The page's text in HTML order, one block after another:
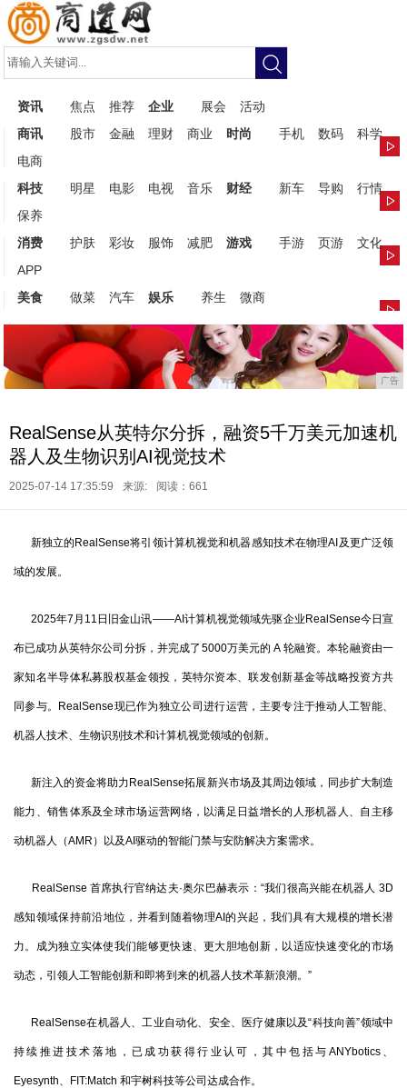
资讯 焦点 推荐 企业 展会
活动
商讯
股市 金融 理财 商业 时尚 手机 数码
科学
电商
科技
明星 电影 电视 音乐 财经 新车 导购
行情
保养
消费
护肤 彩妆 服饰 减肥 游戏 手游 页游
文化
APP
美食
做菜 汽车 娱乐 养生 微商
广告
RealSense从英特尔分拆，融资5千万美元加速机
器人及生物识别AI视觉技术
2025-07-14 17:35:59 来源: 阅读：661
新独立的RealSense将引领计算机视觉和机器感知技术在物理AI及更广泛领
域的发展。
2025年7月11日旧金山讯——AI计算机视觉领域先驱企业RealSense今日宣
布已成功从英特尔公司分拆，并完成了5000万美元的 A 轮融资。本轮融资由一
家知名半导体私募股权基金领投，英特尔资本、联发创新基金等战略投资方共
同参与。RealSense现已作为独立公司进行运营，主要专注于推动人工智能、
机器人技术、生物识别技术和计算机视觉领域的创新。
新注入的资金将助力RealSense拓展新兴市场及其周边领域，同步扩大制造
能力、销售体系及全球市场运营网络，以满足日益增长的人形机器人、自主移
动机器人（AMR）以及AI驱动的智能门禁与安防解决方案需求。
RealSense 首席执行官纳达夫·奥尔巴赫表示：“我们很高兴能在机器人 3D
感知领域保持前沿地位，并看到随着物理AI的兴起，我们具有大规模的增长潜
力。成为独立实体使我们能够更快速、更大胆地创新，以适应快速变化的市场
动态，引领人工智能创新和即将到来的机器人技术革新浪潮。”
RealSense在机器人、工业自动化、安全、医疗健康以及“科技向善”领域中
持续推进技术落地，已成功获得行业认可，其中包括与ANYbotics、
Eyesynth、FIT:Match 和宇树科技等公司达成合作。